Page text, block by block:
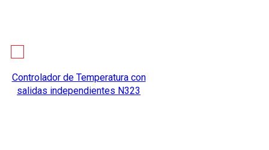
Controlador de Temperatura con
salidas independientes N323